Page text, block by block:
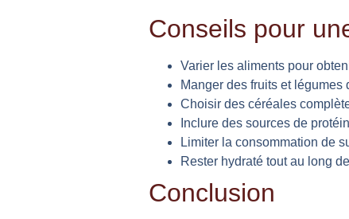
Conseils pour
Varier les aliments pour
Manger des fruits et légumes
Choisir des céréales
Inclure des sources de
Limiter la consommation de
Rester hydraté tout au long
Conclusion